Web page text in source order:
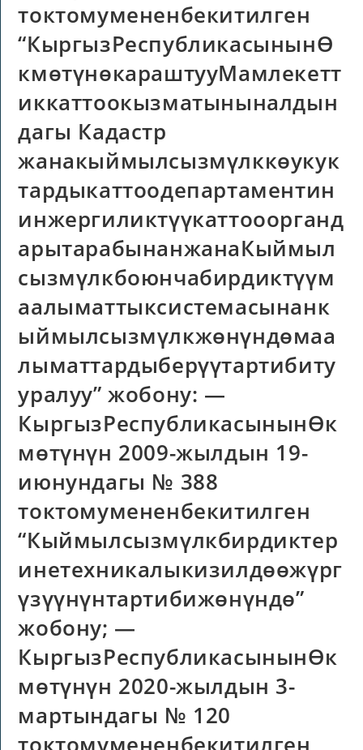
токтомумененбекитилген
“КыргызРеспубликасынынӨ
кмөтүнөкараштууМамлекетт
иккаттоокызматыныналдын
дагы Кадастр
жанакыймылсызмүлккөукук
тардыкаттоодепартаментин
инжергиликтүүкаттооорганд
арытарабынанжанаКыймыл
сызмүлкбоюнчабирдиктүүм
аалыматтыксистемасынанк
ыймылсызмүлкжөнүндөмаа
лыматтардыберүүтартибиту
уралуу” жобону: —
КыргызРеспубликасынынӨк
мөтүнүн 2009-жылдын 19-
июнундагы № 388
токтомумененбекитилген
“Кыймылсызмүлкбирдиктер
инетехникалыкизилдөөжүрг
үзүүнүнтартибижөнүндө”
жобону; —
КыргызРеспубликасынынӨк
мөтүнүн 2020-жылдын 3-
мартындагы № 120